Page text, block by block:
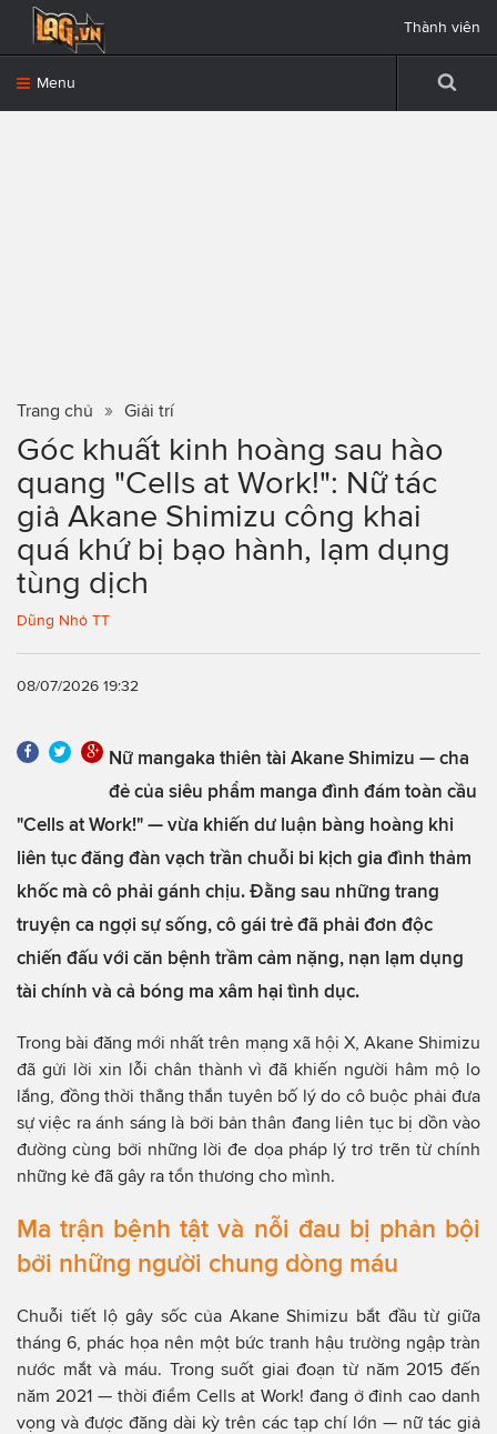
Menu
Thành viên
Trang chủ Giải trí
Góc khuất kinh hoàng sau hào
quang "Cells at Work!": Nữ tác
giả Akane Shimizu công khai
quá khứ bị bạo hành, lạm dụng
tùng dịch
Dũng Nhỏ TT
08/07/2026 19:32
Nữ mangaka thiên tài Akane Shimizu — cha
đẻ của siêu phẩm manga đình đám toàn cầu
"Cells at Work!" — vừa khiến dư luận bàng hoàng khi
liên tục đăng đàn vạch trần chuỗi bi kịch gia đình thảm
khốc mà cô phải gánh chịu. Đằng sau những trang
truyện ca ngợi sự sống, cô gái trẻ đã phải đơn độc
chiến đấu với căn bệnh trầm cảm nặng, nạn lạm dụng
tài chính và cả bóng ma xâm hại tình dục.
Trong bài đăng mới nhất trên mạng xã hội X, Akane Shimizu
đã gửi lời xin lỗi chân thành vì đã khiến người hâm mộ lo
lắng, đồng thời thẳng thắn tuyên bố lý do cô buộc phải đưa
sự việc ra ánh sáng là bởi bản thân đang liên tục bị dồn vào
đường cùng bởi những lời đe dọa pháp lý trơ trẽn từ chính
những kẻ đã gây ra tổn thương cho mình.
Ma trận bệnh tật và nỗi đau bị phản bội
bởi những người chung dòng máu
Chuỗi tiết lộ gây sốc của Akane Shimizu bắt đầu từ giữa
tháng 6, phác họa nên một bức tranh hậu trường ngập tràn
nước mắt và máu. Trong suốt giai đoạn từ năm 2015 đến
năm 2021 — thời điểm Cells at Work! đang ở đỉnh cao danh
vọng và được đăng dài kỳ trên các tạp chí lớn — nữ tác giả